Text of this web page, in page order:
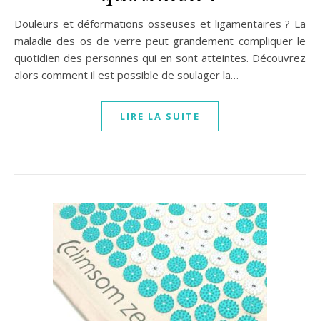
Douleurs et déformations osseuses et ligamentaires ? La
maladie des os de verre peut grandement compliquer le
quotidien des personnes qui en sont atteintes. Découvrez
alors comment il est possible de soulager la…
LIRE LA SUITE